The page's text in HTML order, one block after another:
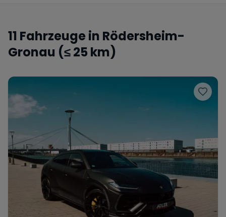
Mercedes BMW
Porsche
McLaren Ford Jaguar
Tesla Chevrolet Dodge
Zeitraum wählen
11 Fahrzeuge in Rödersheim-
Gronau (≤ 25 km)